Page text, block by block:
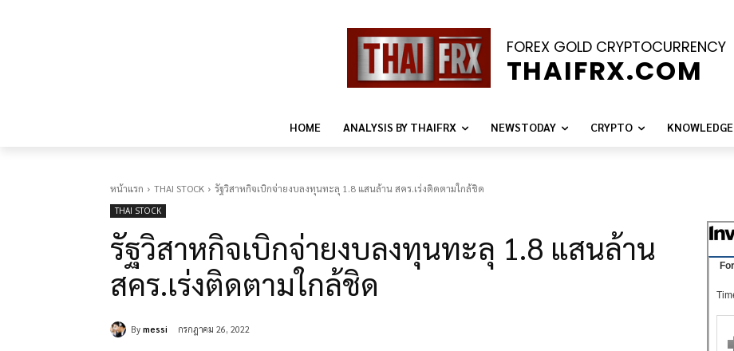
FOREX GOLD CRYPTOCURRENCY
THAIFRX.COM
HOME ANALYSIS BY THAIFRX NEWSTODAY CRYPTO KNOWLEDGE
หน้าแรก THAI STOCK รัฐวิสาหกิจเบิกจ่ายงบลงทุนทะลุ 1.8 แสนล้าน สคร.เร่งติดตามใกล้ชิด
THAI STOCK
รัฐวิสาหกิจเบิกจ่ายงบลงทุนทะลุ 1.8 แสนล้าน
สคร.เร่งติดตามใกล้ชิด
By messi กรกฎาคม 26, 2022